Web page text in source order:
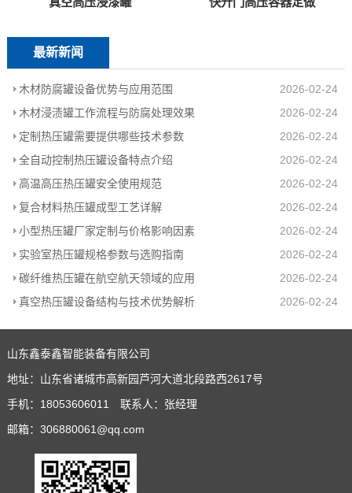
最新新闻
木材防腐罐设备优势与应用范围
2026-02-24
木材浸渍罐工作流程与防腐处理效果
2026-02-24
定制热压罐需要提供哪些技术参数
2026-02-24
全自动控制热压罐设备特点介绍
2026-02-24
高温高压热压罐安全使用规范
2026-02-24
复合材料热压罐成型工艺详解
2026-02-24
小型热压罐厂家定制与价格影响因素
2026-02-24
实验室热压罐规格参数与选购指南
2026-02-24
碳纤维热压罐在航空航天领域的应用
2026-02-24
真空热压罐设备结构与技术优势解析
2026-02-24
山东鑫泰鑫智能装备有限公司
地址：山东省诸城市高新园芦河大道北段路西2617号
手机：18053606011 联系人：张经理
邮箱：306880061@qq.com